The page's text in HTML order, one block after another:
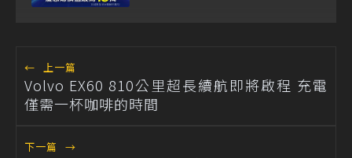
← 上一篇
Volvo EX60 810公里超長續航即將啟程 充電
僅需一杯咖啡的時間
下一篇 →